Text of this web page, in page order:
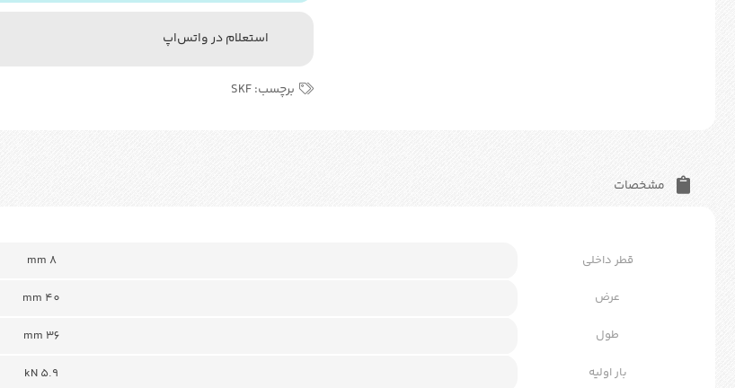
استعلام در واتس‌اپ
برچسب:SKF
مشخصات
قطر داخلی 8 mm
عرض 40 mm
طول mm 36
بار اولیه 5.9 kN